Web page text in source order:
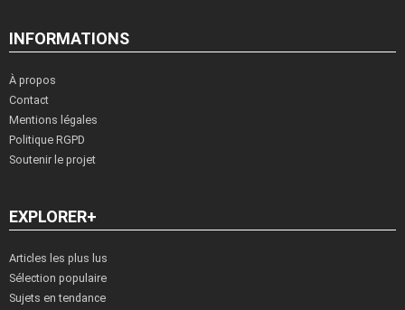
INFORMATIONS
À propos
Contact
Mentions légales
Politique RGPD
Soutenir le projet
EXPLORER+
Articles les plus lus
Sélection populaire
Sujets en tendance